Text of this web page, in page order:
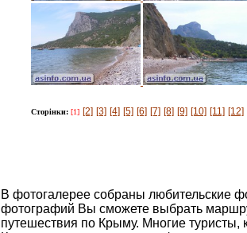
Сторінки: [1] [2] [3] [4] [5] [6] [7] [8] [9] [10] [11] [12]
В фотогалерее собраны любительские
фотографий Вы сможете выбрать
путешествия по Крыму. Многие туристы,